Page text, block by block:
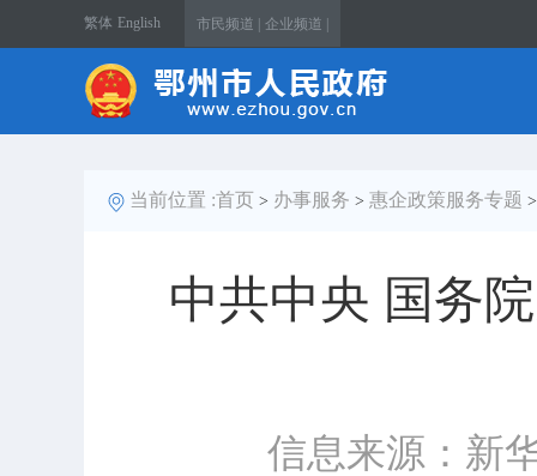
繁体 English 市民频道 | 企业频道 |
当前位置 :首页 > 办事服务 > 惠企政策服务专题
中共中央 国务
信息来源：新